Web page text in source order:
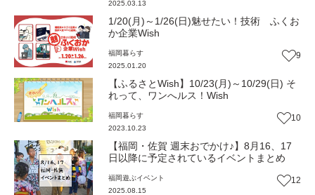
2025.03.13
1/20(月)～1/26(日)魅せたい！技術 ふくお
か企業Wish
福岡暮らす
2025.01.20
9
【ふるさとWish】10/23(月)～10/29(日) そ
れって、ワンへルス！Wish
福岡暮らす
2023.10.23
10
【福岡・佐賀 週末おでかけ♪】8月16、17
日以降に予定されているイベントまとめ
福岡遊ぶイベント
2025.08.15
12